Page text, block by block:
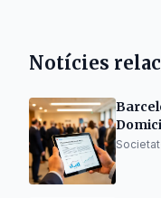
Notícies
Societat